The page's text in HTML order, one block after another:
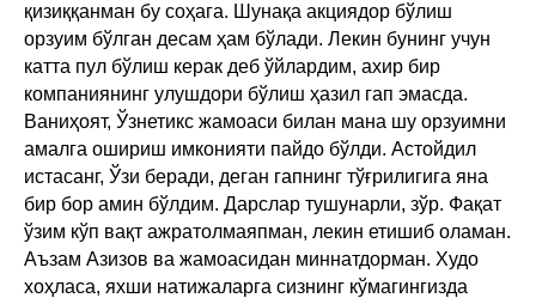
қизиққанман бу соҳага. Шунақа акциядор бўлиш
орзуим бўлган десам ҳам бўлади. Лекин бунинг учун
катта пул бўлиш керак деб ўйлардим, ахир бир
компаниянинг улушдори бўлиш ҳазил гап эмасда.
Ваниҳоят, Ўзнетикс жамоаси билан мана шу орзуимни
амалга ошириш имконияти пайдо бўлди. Астойдил
истасанг, Ўзи беради, деган гапнинг тўғрилигига яна
бир бор амин бўлдим. Дарслар тушунарли, зўр. Фақат
ўзим кўп вақт ажратолмаяпман, лекин етишиб оламан.
Аъзам Азизов ва жамоасидан миннатдорман. Худо
хоҳласа, яхши натижаларга сизнинг кўмагингизда